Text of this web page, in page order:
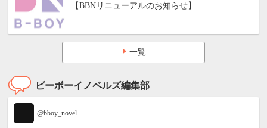
【BBNリニューアルのお知らせ】
一覧
ビーボーイノベルズ編集部
@bboy_novel